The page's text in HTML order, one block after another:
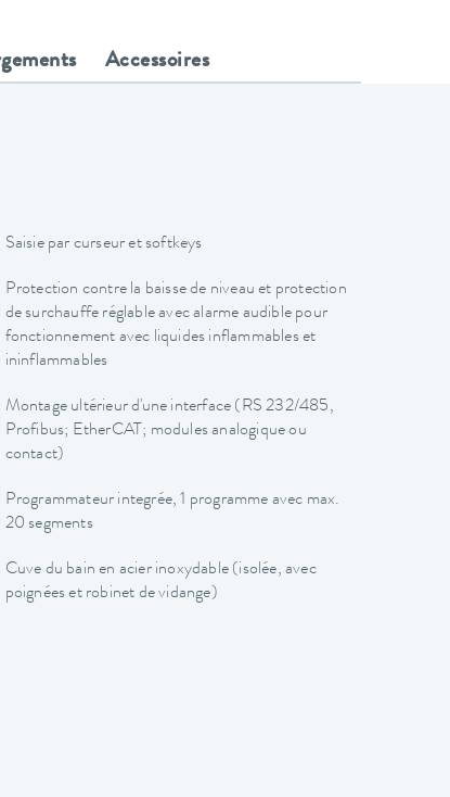
Accessoires
Saisie par curseur et softkeys
Protection contre la baisse de niveau et protection
de surchauffe réglable avec alarme audible pour
fonctionnement avec liquides inflammables et
ininflammables
Montage ultérieur d'une interface (RS 232/485,
Profibus; EtherCAT; modules analogique ou
contact)
Programmateur integrée, 1 programme avec max.
20 segments
Cuve du bain en acier inoxydable (isolée, avec
poignées et robinet de vidange)